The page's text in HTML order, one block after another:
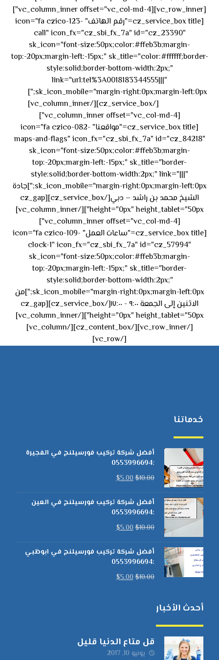
[vc_row_inner][vc_column_inner offset="vc_col-md-4"]
[cz_service_box title="رقم الهاتف" icon="fa czico-123-
call" icon_fx="cz_sbi_fx_7a" id="cz_23390"
sk_icon="font-size:50px;color:#ffeb3b;margin-
top:-20px;margin-left:-15px;" sk_title="color:#ffffff;border-
style:solid;border-bottom-width:2px;"
link="url:tel%3A0018183344555|||"
sk_icon_mobile="margin-right:0px;margin-left:0px;"]
[/cz_service_box][/vc_column_inner]
[vc_column_inner offset="vc_col-md-4"]
[cz_service_box title="مواقعنا" icon="fa czico-082-
maps-and-flags" icon_fx="cz_sbi_fx_7a" id="cz_84218"
sk_icon="font-size:50px;color:#ffeb3b;margin-
top:-20px;margin-left:-15px;" sk_title="border-
style:solid;border-bottom-width:2px;" link="|||"
sk_icon_mobile="margin-right:0px;margin-left:0px;"]جادة
الشيخ محمد بن راشد – دبي[/cz_service_box][cz_gap
height="0px" height_tablet="50px"][/vc_column_inner]
[vc_column_inner offset="vc_col-md-4"]
[cz_service_box title="ساعات العمل" icon="fa czico-109-
clock-1" icon_fx="cz_sbi_fx_7a" id="cz_57994"
sk_icon="font-size:50px;color:#ffeb3b;margin-
top:-20px;margin-left:-15px;" sk_title="border-
style:solid;border-bottom-width:2px;"
sk_icon_mobile="margin-right:0px;margin-left:0px;"]من
الاثنين إلى الجمعة ٩:٠٠ - ١٧:٠٠[/cz_service_box][cz_gap
height="0px" height_tablet="50px"][/vc_column_inner]
[/vc_row_inner][/cz_content_box][/vc_column]
[/vc_row]
خدماتنا
أفضل شركة تركيب فورسيلنج في الفجيرة
:0553996694
$10.00
$5.00
أفضل شركة تركيب فورسيلنج في العين
:0553996694
$10.00
$5.00
أفضل شركة تركيب فورسيلنج في ابوظبي
:0553996694
$10.00
$5.00
أحدث الأخبار
قل متاع الدنيا قليل
يونيو 10, 2017